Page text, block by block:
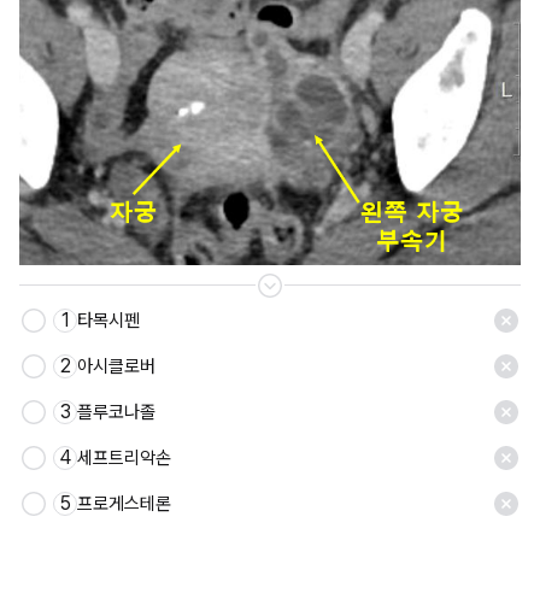
저장
1 타목시펜
2 아시클로버
3 플루코나졸
4 세프트리악손
5 프로게스테론